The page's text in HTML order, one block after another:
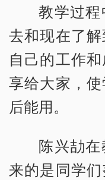
教学过
去和现在了
自己的工作
享给大家，
后能用。
陈兴劼
来的是同学